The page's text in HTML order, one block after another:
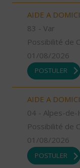
AIDE A
83 - Var
Possibilité de
01/08/2026
POSTULER
AIDE A
04 - Alpes-
Possibilité de
01/08/2026
POSTULER